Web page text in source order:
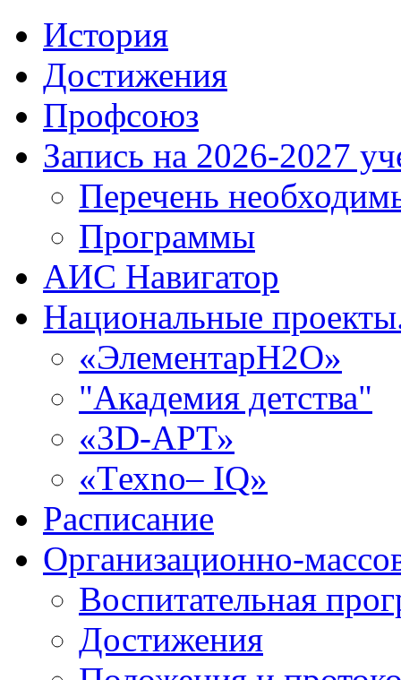
История
Достижения
Профсоюз
Запись на 2026-2027
Перечень
Программы
АИС Навигатор
Национальные
«ЭлементарH2O»
"Академия детства"
«3D-АРТ»
«Tехno– IQ»
Расписание
Организационно-
Воспитательная
Достижения